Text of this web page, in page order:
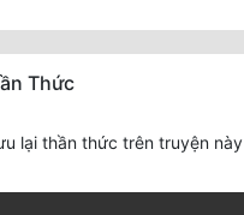
Thức
lại thần thức trên truyện này